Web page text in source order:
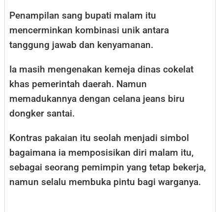
Penampilan sang bupati malam itu
mencerminkan kombinasi unik antara
tanggung jawab dan kenyamanan.
Ia masih mengenakan kemeja dinas cokelat
khas pemerintah daerah. Namun
memadukannya dengan celana jeans biru
dongker santai.
Kontras pakaian itu seolah menjadi simbol
bagaimana ia memposisikan diri malam itu,
sebagai seorang pemimpin yang tetap bekerja,
namun selalu membuka pintu bagi warganya.